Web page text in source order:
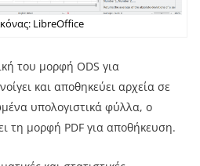
LibreOffice
του μορφή ODS για
και αποθηκεύει αρχεία σε
υπολογιστικά φύλλα, ο
τη μορφή PDF για αποθήκευση.